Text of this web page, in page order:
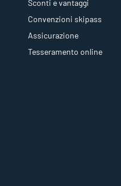
Sconti e vantaggi
Convenzioni skipass
Assicurazione
Tesseramento online